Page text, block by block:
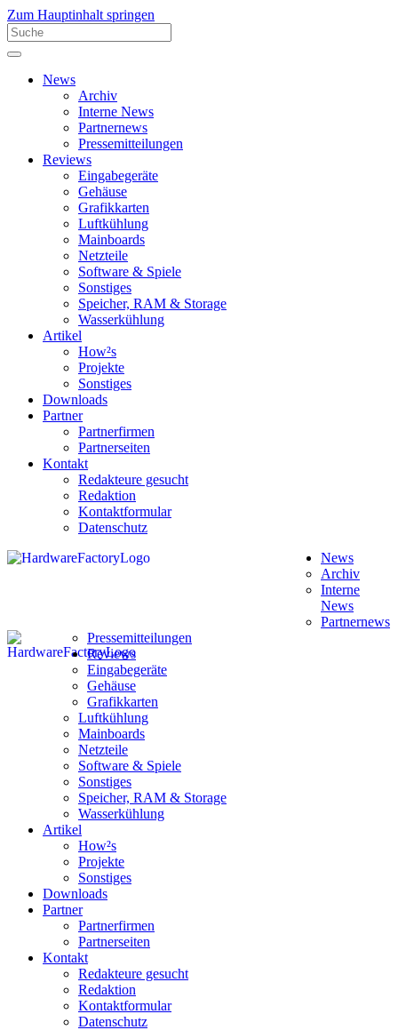
Zum Hauptinhalt springen
News
Archiv
Interne News
Partnernews
Pressemitteilungen
Reviews
Eingabegeräte
Gehäuse
Grafikkarten
Luftkühlung
Mainboards
Netzteile
Software & Spiele
Sonstiges
Speicher, RAM & Storage
Wasserkühlung
Artikel
How²s
Projekte
Sonstiges
Downloads
Partner
Partnerfirmen
Partnerseiten
Kontakt
Redakteure gesucht
Redaktion
Kontaktformular
Datenschutz
News
Archiv
Interne
News
Partnernews
Pressemitteilungen
Reviews
Eingabegeräte
Gehäuse
Grafikkarten
Luftkühlung
Mainboards
Netzteile
Software & Spiele
Sonstiges
Speicher, RAM & Storage
Wasserkühlung
Artikel
How²s
Projekte
Sonstiges
Downloads
Partner
Partnerfirmen
Partnerseiten
Kontakt
Redakteure gesucht
Redaktion
Kontaktformular
Datenschutz